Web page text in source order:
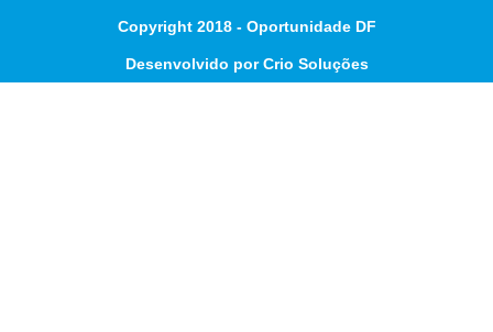
Copyright 2018 - Oportunidade DF
Desenvolvido por Crio Soluções